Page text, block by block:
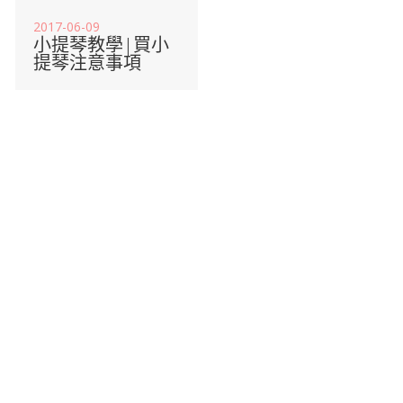
2017-06-09
小提琴教學|買小
提琴注意事項